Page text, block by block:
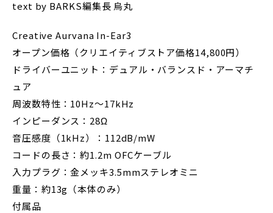
text by BARKS編集長 烏丸
Creative Aurvana In-Ear3
オープン価格（クリエイティブストア価格14,800円）
ドライバーユニット：デュアル・バランスド・アーマチ
ュア
周波数特性：10Hz～17kHz
インピーダンス：28Ω
音圧感度（1kHz）：112dB/mW
コードの長さ：約1.2m OFCケーブル
入力プラグ：金メッキ3.5mmステレオミニ
重量：約13g（本体のみ）
付属品